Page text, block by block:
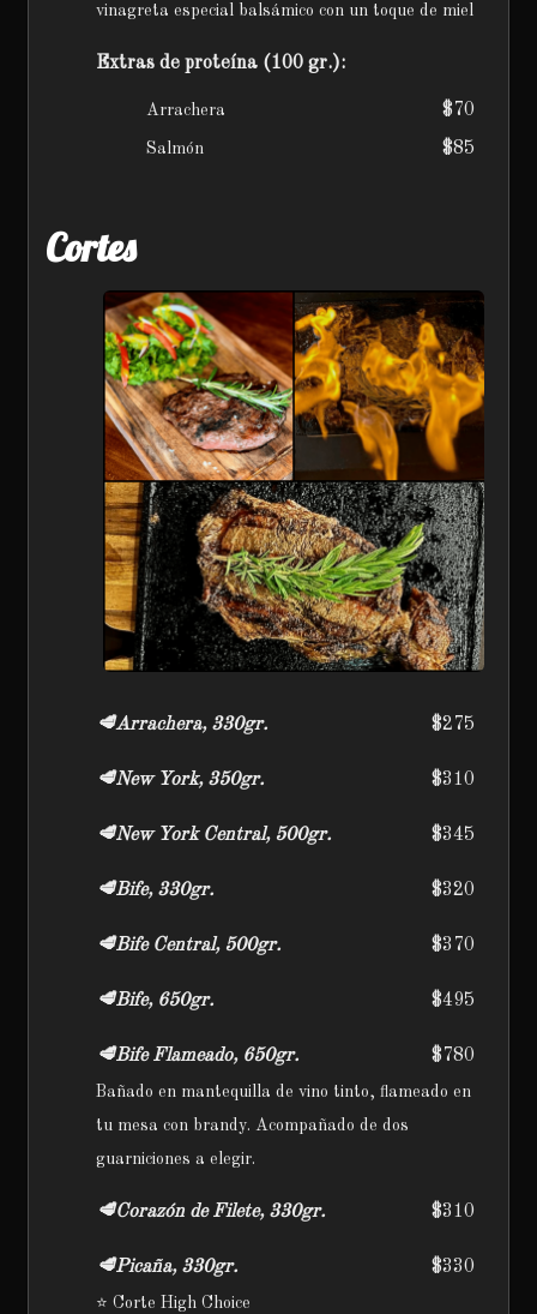
vinagreta especial balsámico con un toque de miel
Extras de proteína (100 gr.):
Arrachera $70
Salmón $85
Cortes
🥩Arrachera, 330gr. $275
🥩New York, 350gr. $310
🥩New York Central, 500gr. $345
🥩Bife, 330gr. $320
🥩Bife Central, 500gr. $370
🥩Bife, 650gr. $495
🥩Bife Flameado, 650gr. $780
Bañado en mantequilla de vino tinto, flameado en
tu mesa con brandy. Acompañado de dos
guarniciones a elegir.
🥩Corazón de Filete, 330gr. $310
🥩Picaña, 330gr. $330
⭐️ Corte High Choice